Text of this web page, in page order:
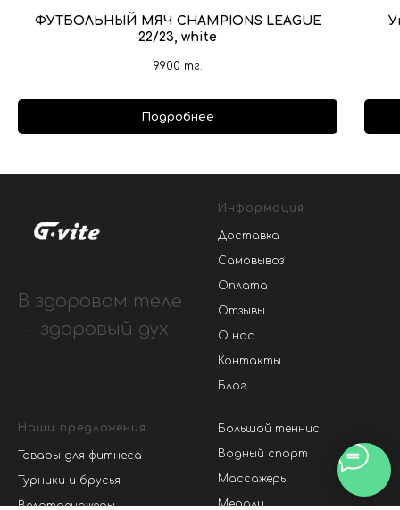
ФУТБОЛЬНЫЙ МЯЧ CHAMPIONS LEAGUE
22/23, white
9900 тг.
Подробнее
В здоровом теле
— здоровый дух
Информация
Доставка
Самовывоз
Оплата
Отзывы
О нас
Контакты
Блог
Наши предложения
Товары для фитнеса
Турники и брусья
Велотренажеры
Большой теннис
Водный спорт
Массажеры
Медали